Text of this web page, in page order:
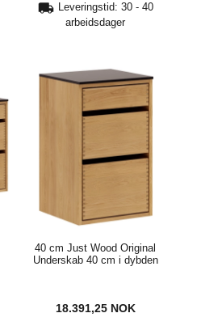
Leveringstid: 30 - 40
arbeidsdager
40 cm Just Wood Original
Underskab 40 cm i dybden
18.391,25 NOK